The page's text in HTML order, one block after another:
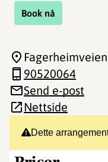
Book nå
Dette
90520064
Send e-post
Nettside